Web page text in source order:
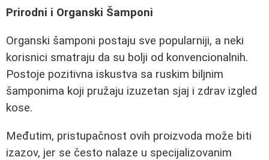
Prirodni i Organski Šamponi
Organski šamponi postaju sve popularniji, a neki
korisnici smatraju da su bolji od konvencionalnih.
Postoje pozitivna iskustva sa ruskim biljnim
šamponima koji pružaju izuzetan sjaj i zdrav izgled
kose.
Međutim, pristupačnost ovih proizvoda može biti
izazov, jer se često nalaze u specijalizovanim